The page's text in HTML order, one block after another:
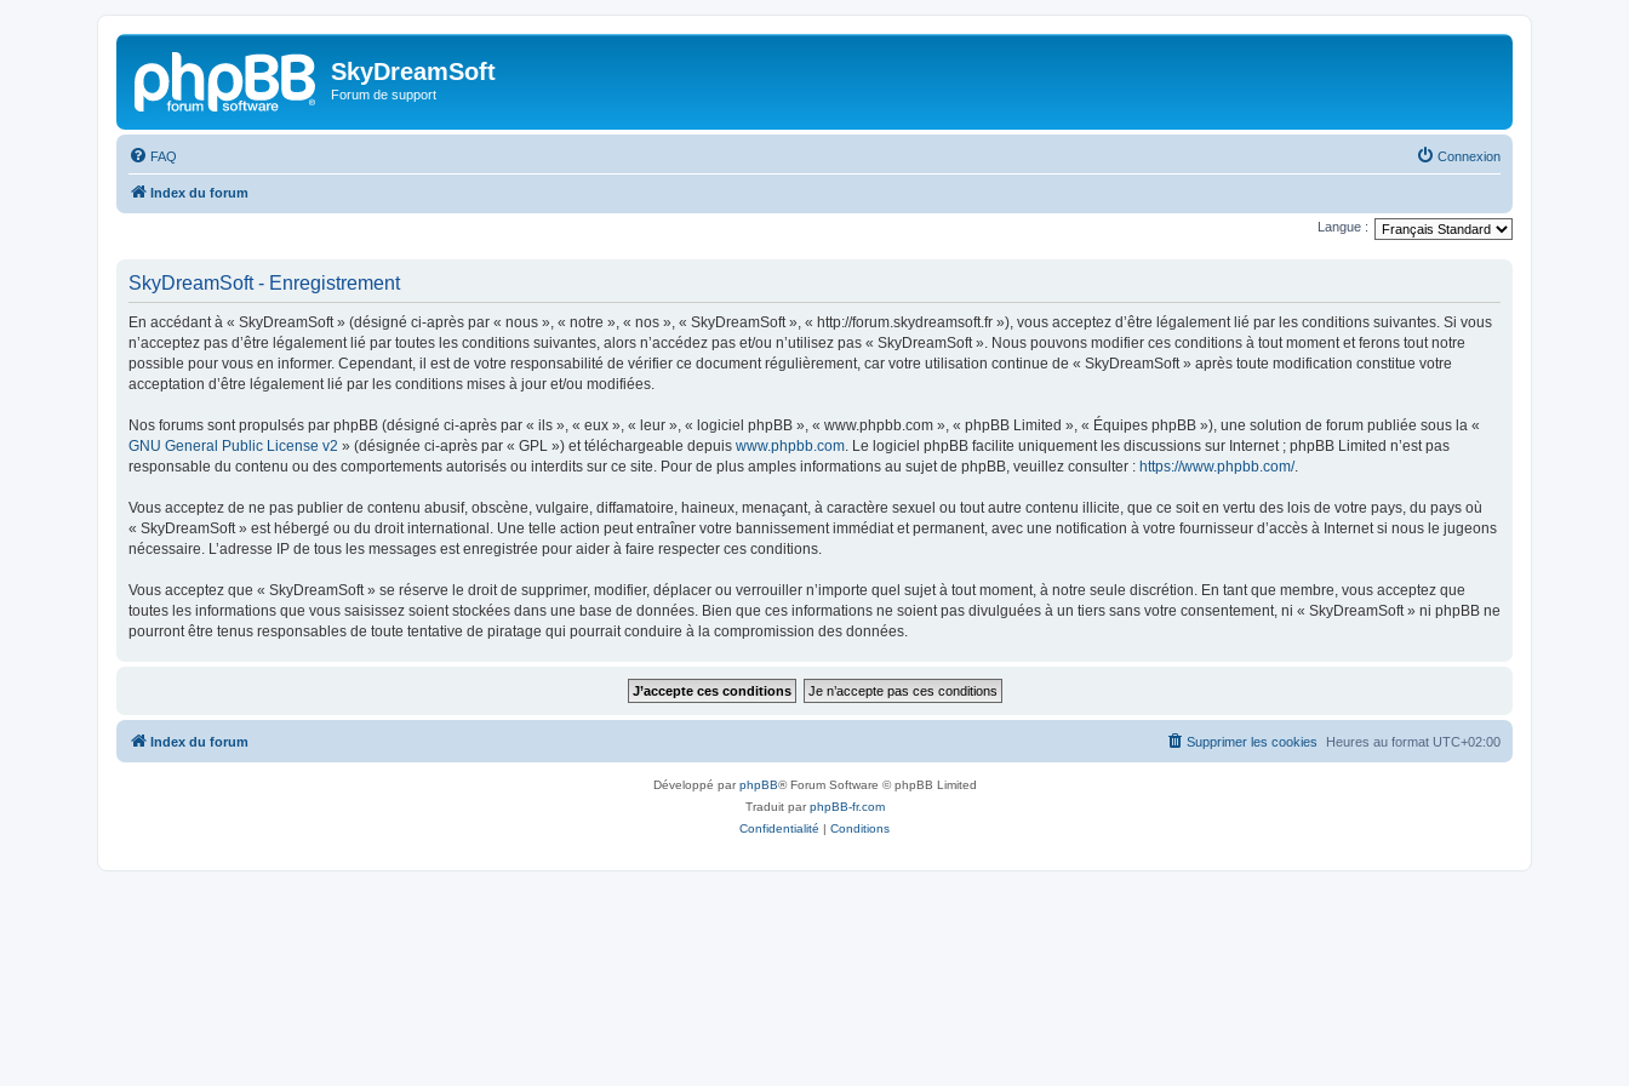
SkyDreamSoft
Forum de support
FAQ Connexion
Index du forum
Langue :
SkyDreamSoft - Enregistrement
En accédant à « SkyDreamSoft » (désigné ci-après par « nous », « notre », « nos », « SkyDreamSoft », « http://forum.skydreamsoft.fr »), vous acceptez d’être légalement lié par les conditions suivantes. Si vous
n’acceptez pas d’être légalement lié par toutes les conditions suivantes, alors n’accédez pas et/ou n’utilisez pas « SkyDreamSoft ». Nous pouvons modifier ces conditions à tout moment et ferons tout notre
possible pour vous en informer. Cependant, il est de votre responsabilité de vérifier ce document régulièrement, car votre utilisation continue de « SkyDreamSoft » après toute modification constitue votre
acceptation d’être légalement lié par les conditions mises à jour et/ou modifiées.
Nos forums sont propulsés par phpBB (désigné ci-après par « ils », « eux », « leur », « logiciel phpBB », « www.phpbb.com », « phpBB Limited », « Équipes phpBB »), une solution de forum publiée sous la «
GNU General Public License v2 » (désignée ci-après par « GPL ») et téléchargeable depuis www.phpbb.com. Le logiciel phpBB facilite uniquement les discussions sur Internet ; phpBB Limited n’est pas
responsable du contenu ou des comportements autorisés ou interdits sur ce site. Pour de plus amples informations au sujet de phpBB, veuillez consulter : https://www.phpbb.com/.
Vous acceptez de ne pas publier de contenu abusif, obscène, vulgaire, diffamatoire, haineux, menaçant, à caractère sexuel ou tout autre contenu illicite, que ce soit en vertu des lois de votre pays, du pays où
« SkyDreamSoft » est hébergé ou du droit international. Une telle action peut entraîner votre bannissement immédiat et permanent, avec une notification à votre fournisseur d’accès à Internet si nous le jugeons
nécessaire. L’adresse IP de tous les messages est enregistrée pour aider à faire respecter ces conditions.
Vous acceptez que « SkyDreamSoft » se réserve le droit de supprimer, modifier, déplacer ou verrouiller n’importe quel sujet à tout moment, à notre seule discrétion. En tant que membre, vous acceptez que
toutes les informations que vous saisissez soient stockées dans une base de données. Bien que ces informations ne soient pas divulguées à un tiers sans votre consentement, ni « SkyDreamSoft » ni phpBB ne
pourront être tenus responsables de toute tentative de piratage qui pourrait conduire à la compromission des données.
Index du forum Heures au format UTC+02:00
Supprimer les cookies
Développé parphpBB® Forum Software © phpBB Limited
Traduit parphpBB-fr.com
Confidentialité | Conditions